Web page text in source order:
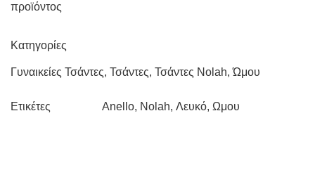
προϊόντος
Κατηγορίες
Γυναικείες Τσάντες, Τσάντες, Τσάντες Nolah,Ώμου
Ετικέτες Anello, Nolah,Λευκό, Ωμου